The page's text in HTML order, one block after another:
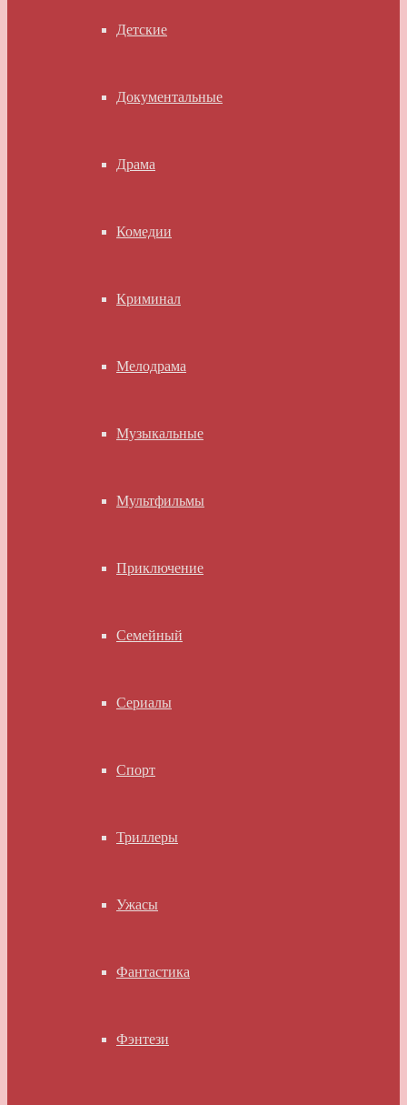
Детские
Документальные
Драма
Комедии
Криминал
Мелодрама
Музыкальные
Мультфильмы
Приключение
Семейный
Сериалы
Спорт
Триллеры
Ужасы
Фантастика
Фэнтези